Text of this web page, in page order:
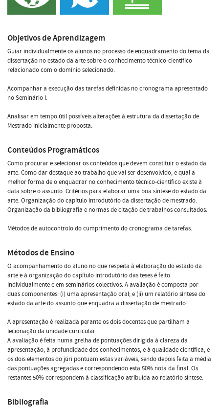
Objetivos de Aprendizagem
Guiar individualmente os alunos no processo de enquadramento do tema da
dissertação no estado da arte sobre o conhecimento técnico-científico
relacionado com o domínio selecionado.
Acompanhar a execução das tarefas definidas no cronograma apresentado
no Seminário I.
Analisar em tempo útil possíveis alterações à estrutura da dissertação de
Mestrado inicialmente proposta.
Conteúdos Programáticos
Como procurar e selecionar os conteúdos que devem constituir o estado da
arte. Como dar destaque ao trabalho que vai ser desenvolvido, e qual a
melhor forma de o enquadrar no conhecimento técnico-científico existe à
data sobre o assunto. Critérios para elaborar uma boa síntese do estado da
arte. Organização do capítulo introdutório da dissertação de mestrado.
Organização da bibliografia e normas de citação de trabalhos consultados.
Métodos de autocontrolo do cumprimento do cronograma de tarefas.
Métodos de Ensino
O acompanhamento do aluno no que respeita à elaboração do estado da
arte e à organização do capítulo introdutório das teses é feito
individualmente e em seminários colectivos. A avaliação é composta por
duas componentes: (i) uma apresentação oral; e (ii) um relatório síntese do
estado da arte do assunto que enquadra a dissertação de mestrado.
A apresentação é realizada perante os dois docentes que partilham a
lecionação da unidade curricular.
A avaliação é feita numa grelha de pontuações dirigida à clareza da
apresentação, à profundidade dos conhecimentos, e à qualidade científica, e
os dois elementos do júri pontuam estas variáveis, sendo depois feita a média
das pontuações agregadas e correspondendo esta 50% nota da final. Os
restantes 50% correspondem à classificação atribuída ao relatório síntese.
Bibliografia